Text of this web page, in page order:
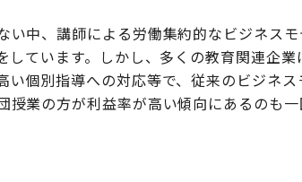
い中、講師による労働集約的なビジネス
しています。しかし、多くの教育関連企
い個別指導への対応等で、従来のビジネス
授業の方が利益率が高い傾向にあるのも一